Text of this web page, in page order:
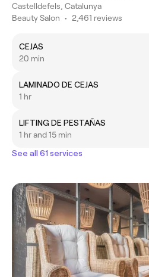
Castelldefels, Catalunya
Beauty Salon • 2,461 reviews
CEJAS
20 min
LAMINADO DE CEJAS
1 hr
LIFTING DE PESTAÑAS
1 hr and 15 min
See all 61 services